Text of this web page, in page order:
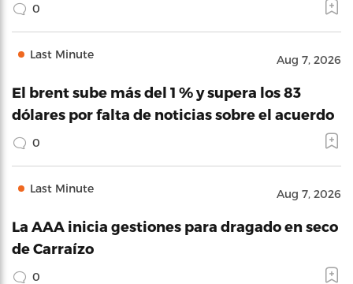
0
Last Minute Aug 7, 2026
El brent sube más del 1 % y supera los 83
dólares por falta de noticias sobre el acuerdo
0
Last Minute Aug 7, 2026
La AAA inicia gestiones para dragado en seco
de Carraízo
0